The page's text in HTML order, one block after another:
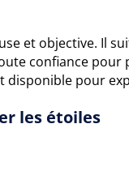
et objective. Il
confiance pour
disponible pour
les étoiles